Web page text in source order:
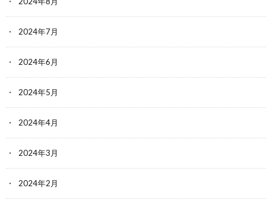
2024年7月
2024年6月
2024年5月
2024年4月
2024年3月
2024年2月